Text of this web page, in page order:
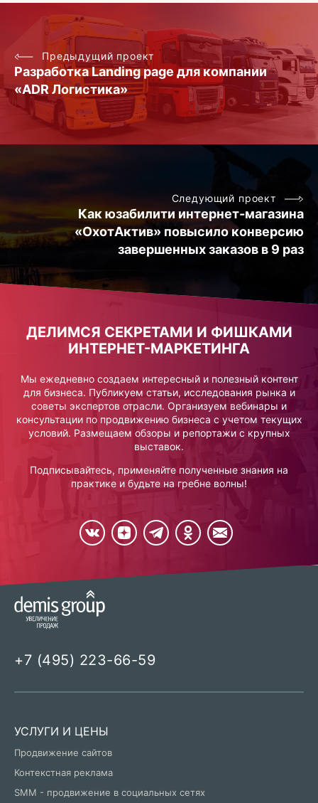
Предыдущий проект
Разработка Landing page для компании
«ADR Логистика»
Следующий проект
Как юзабилити интернет-магазина
«ОхотАктив» повысило конверсию
завершенных заказов в 9 раз
ДЕЛИМСЯ СЕКРЕТАМИ И ФИШКАМИ
ИНТЕРНЕТ-МАРКЕТИНГА
Мы ежедневно создаем интересный и полезный контент
для бизнеса. Публикуем статьи, исследования рынка и
советы экспертов отрасли. Организуем вебинары и
консультации по продвижению бизнеса с учетом текущих
условий. Размещаем обзоры и репортажи с крупных
выставок.
Подписывайтесь, применяйте полученные знания на
практике и будьте на гребне волны!
+7 (495) 223-66-59
УСЛУГИ И ЦЕНЫ
Продвижение сайтов
Контекстная реклама
SMM - продвижение в социальных сетях